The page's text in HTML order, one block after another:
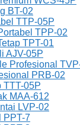
BT-02
TTP-05P
TPP-02
TPT-01
AJV-05P
Profesional
PRB-02
TTT-05P
MAA-612
LVP-02
PPT-7